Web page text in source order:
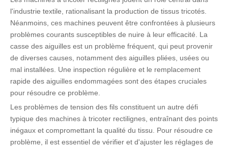
l'industrie textile, rationalisant la production de tissus tricotés.
Néanmoins, ces machines peuvent être confrontées à plusieurs
problèmes courants susceptibles de nuire à leur efficacité. La
casse des aiguilles est un problème fréquent, qui peut provenir
de diverses causes, notamment des aiguilles pliées, usées ou
mal installées. Une inspection régulière et le remplacement
rapide des aiguilles endommagées sont des étapes cruciales
pour résoudre ce problème.
Les problèmes de tension des fils constituent un autre défi
typique des machines à tricoter rectilignes, entraînant des points
inégaux et compromettant la qualité du tissu. Pour résoudre ce
problème, il est essentiel de vérifier et d'ajuster les réglages de